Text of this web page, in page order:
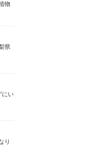
物
県
にい
り